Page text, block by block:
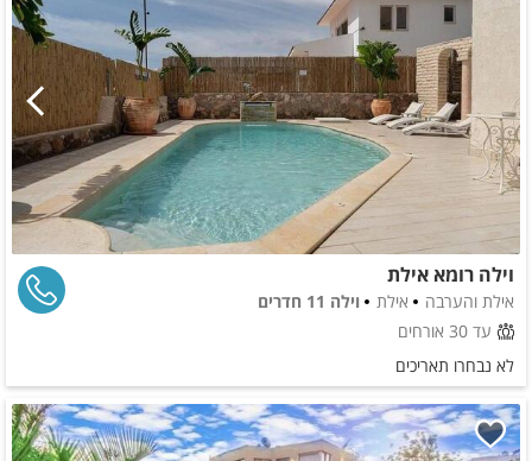
וילה רומא אילת
אילת והערבה אילת
וילה 11 חדרים
עד 30 אורחים
לא נבחרו תאריכים